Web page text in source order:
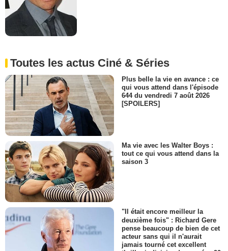
Toutes les actus Ciné & Séries
Plus belle la vie en avance : ce
qui vous attend dans l'épisode
644 du vendredi 7 août 2026
[SPOILERS]
Ma vie avec les Walter Boys :
tout ce qui vous attend dans la
saison 3
"Il était encore meilleur la
deuxième fois" : Richard Gere
pense beaucoup de bien de cet
acteur sans qui il n'aurait
jamais tourné cet excellent